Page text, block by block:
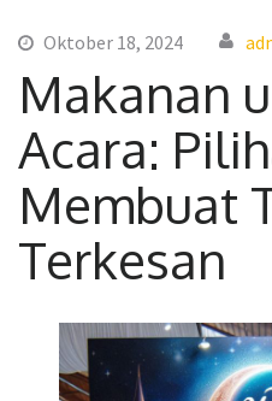
Oktober 18, 2024
Makanan
Acara:
Membuat
Terkesan